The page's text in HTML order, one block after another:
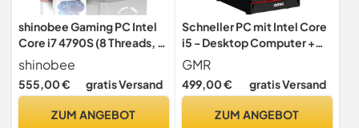
shinobee Gaming PC Intel
Core i7 4790S (8 Threads, 4
GHz) - 32 GB - 1 TB SSD -
GeForce GTX 1070 8 GB
GDDR5 - Windows 11 Prof -
shinobee
555,00 € gratis Versand
ZUM ANGEBOT
Schneller PC mit Intel Core
i5 - Desktop Computer +
Silent Rechner für Büro &
Home Office - 16GB RAM -
512GB SSD - USB3.0 -
Pro mit Card Reader 5-in-1
GMR
499,00 € gratis Versand
ZUM ANGEBOT